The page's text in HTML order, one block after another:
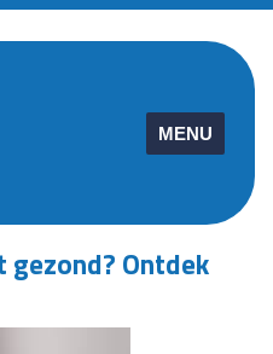
MENU
gezond? Ontdek